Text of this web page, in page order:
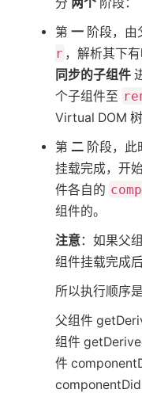
第 一 阶段，由
r ，解析其下
同步的子组件
个子组件至
Virtual DOM
第 二 阶段，此
挂载完成，开
件各自的
组件的。
注意：如果父
组件挂载完成
所以执行顺序是
父组件
组件
件